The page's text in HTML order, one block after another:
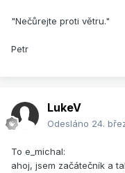
"Nečůrejte proti větru."
Petr
LukeV
Odesláno 24.
To e_michal:
ahoj, jsem začátečník a